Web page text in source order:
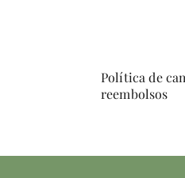
Política de
reembolsos